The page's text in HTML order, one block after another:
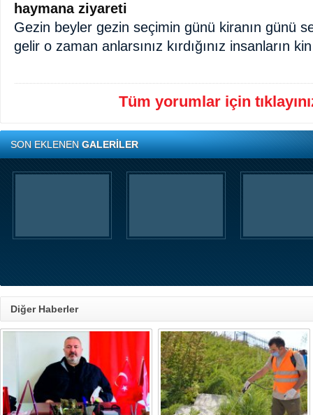
haymana ziyareti
Gezin beyler gezin seçimin günü kiranın günü
gelir o zaman anlarsınız kırdığınız insanların
Tüm yorumlar için
SON EKLENENGALERİLER
Diğer Haberler